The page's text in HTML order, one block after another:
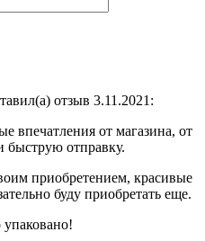
отзыв 3.11.2021:
впечатления от магазина, от
быструю отправку.
приобретением, красивые
буду приобретать еще.
упаковано!